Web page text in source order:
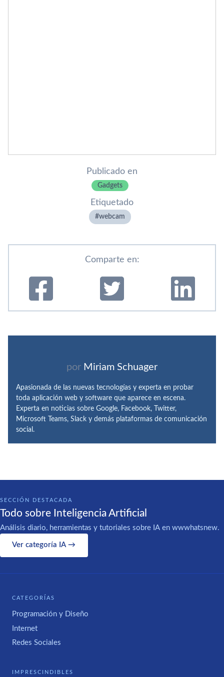
Publicado en
Gadgets
Etiquetado
webcam
Comparte en:
por Miriam Schuager
Apasionada de las nuevas tecnologías y experta en probar
toda aplicación web y software que aparece en escena.
Experta en noticias sobre Google, Facebook, Twitter,
Microsoft Teams, Slack y demás plataformas de comunicación
social.
SECCIÓN DESTACADA
Todo sobre Inteligencia Artificial
Análisis diario, herramientas y tutoriales sobre IA en wwwhatsnew.
Ver categoría IA →
CATEGORÍAS
Programación y Diseño
Internet
Redes Sociales
IMPRESCINDIBLES